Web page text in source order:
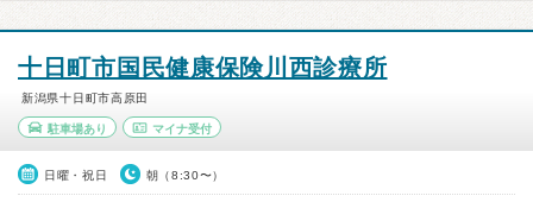
十日町市国民健康保険川西診療所
新潟県十日町市高原田
駐車場あり マイナ受付
日曜・祝日 朝（8:30〜）